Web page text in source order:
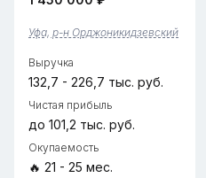
закроется завтра?
Продается один из самых
пунктов выдачи Ozon в
Уфе.Почему э...
Уфа, р-н Орджоникидзевский
Выручка
132,7 - 226,7 тыс. руб.
Чистая прибыль
до 101,2 тыс. руб.
Окупаемость
🔥 21 - 25 мес.